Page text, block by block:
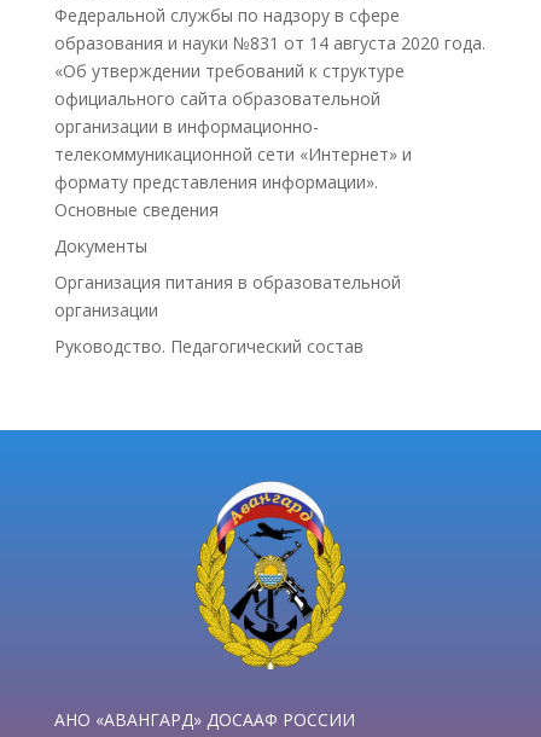
Федеральной службы по надзору в сфере
образования и науки №831 от 14 августа 2020 года.
«Об утверждении требований к структуре
официального сайта образовательной
организации в информационно-
телекоммуникационной сети «Интернет» и
формату представления информации».
Основные сведения
Документы
Организация питания в образовательной
организации
Руководство. Педагогический состав
АНО «АВАНГАРД» ДОСААФ РОССИИ